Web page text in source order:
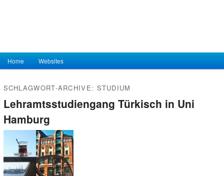
Hauptmenü
Zum Inhalt wechseln
Zum sekundären Inhalt wechseln
Home Websites
SCHLAGWORT-ARCHIVE: STUDIUM
Lehramtsstudiengang Türkisch in Uni
Hamburg